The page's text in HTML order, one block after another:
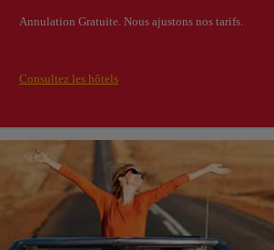
Annulation Gratuite. Nous ajustons nos tarifs.
Consultez les hôtels